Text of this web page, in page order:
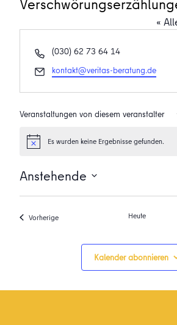
«
Telefon
(030) 62 73 64 14
Email
kontakt@veritas-beratung.de
Veranstaltungen von diesem veranstalter
HinweisEs wurden keine Ergebnisse gefunden.
Anstehende
Datum
VorherigeVeranstaltungen Heute
Kalender abonnieren